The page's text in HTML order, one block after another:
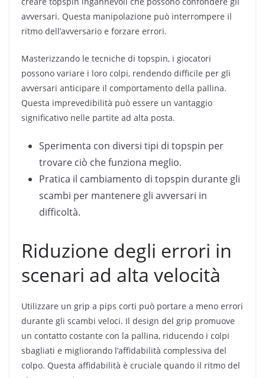
avversari. Questa manipolazione può interrompere il
ritmo dell’avversario e forzare errori.
Masterizzando le tecniche di topspin, i giocatori
possono variare i loro colpi, rendendo difficile per gli
avversari anticipare il comportamento della pallina.
Questa imprevedibilità può essere un vantaggio
significativo nelle partite ad alta posta.
Sperimenta con diversi tipi di topspin per
trovare ciò che funziona meglio.
Pratica il cambiamento di topspin durante gli
scambi per mantenere gli avversari in
difficoltà.
Riduzione degli errori in
scenari ad alta velocità
Utilizzare un grip a pips corti può portare a meno errori
durante gli scambi veloci. Il design del grip promuove
un contatto costante con la pallina, riducendo i colpi
sbagliati e migliorando l’affidabilità complessiva del
colpo. Questa affidabilità è cruciale quando il ritmo del